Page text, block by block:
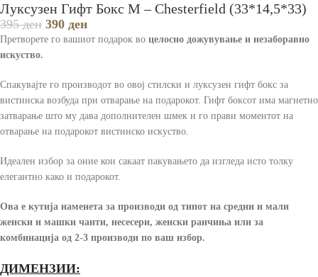
Луксузен Гифт Бокс M – Chesterfield (33*14,5*33)
395ден 390 ден
Претворете го вашиот подарок во целосно дожувување и незаборавно
искуство.
Спакувајте го производот во овој стилски и луксузен гифт бокс за
вистинска возбуда при отварање на подарокот. Гифт боксот има магнетно
затварање што му дава дополнителен шмек и го прави моментот на
отварање на подарокот вистинско искуство.
Идеален избор за оние кои сакаат пакувањето да изгледа исто толку
елегантно како и подарокот.
Ова е кутија наменета за производи од типот на средни и мали
женски и машки чанти, несесери, женски ранчиња или за
комбинација од 2-3 производи по ваш избор.
ДИМЕНЗИИ: